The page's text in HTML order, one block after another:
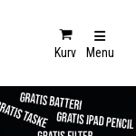
Kurv Menu